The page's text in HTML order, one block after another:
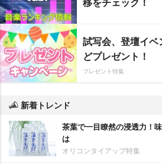
試写会、登壇イ
どプレゼント！
プレゼント特集
新着トレンド
茶葉で一目瞭然の浸透力！
は
オリコンタイアップ特集